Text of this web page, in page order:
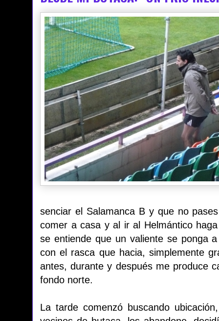
senciar el Salamanca B y que no
comer a casa y al ir al Helmántico
se entiende que un valiente se ponga
con el rasca que hacia, simplemente
antes, durante y después me produce
fondo norte.
La tarde comenzó buscando